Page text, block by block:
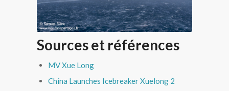
Sources et références
MV Xue Long
China Launches Icebreaker Xuelong 2